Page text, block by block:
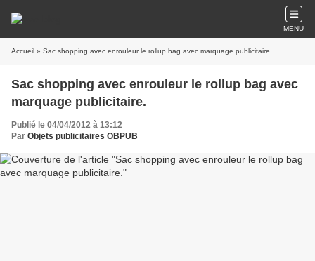
MENU
Accueil » Sac shopping avec enrouleur le rollup bag avec marquage publicitaire.
Sac shopping avec enrouleur le rollup bag avec
marquage publicitaire.
Publié le 04/04/2012 à 13:12
Par Objets publicitaires OBPUB